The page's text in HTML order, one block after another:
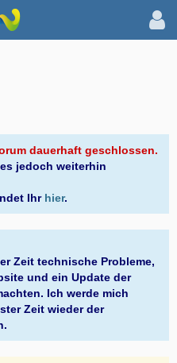
dauerhaft geschlossen.
jedoch weiterhin
Ihr hier.
Zeit technische Probleme,
und ein Update der
Ich werde mich
Zeit wieder der